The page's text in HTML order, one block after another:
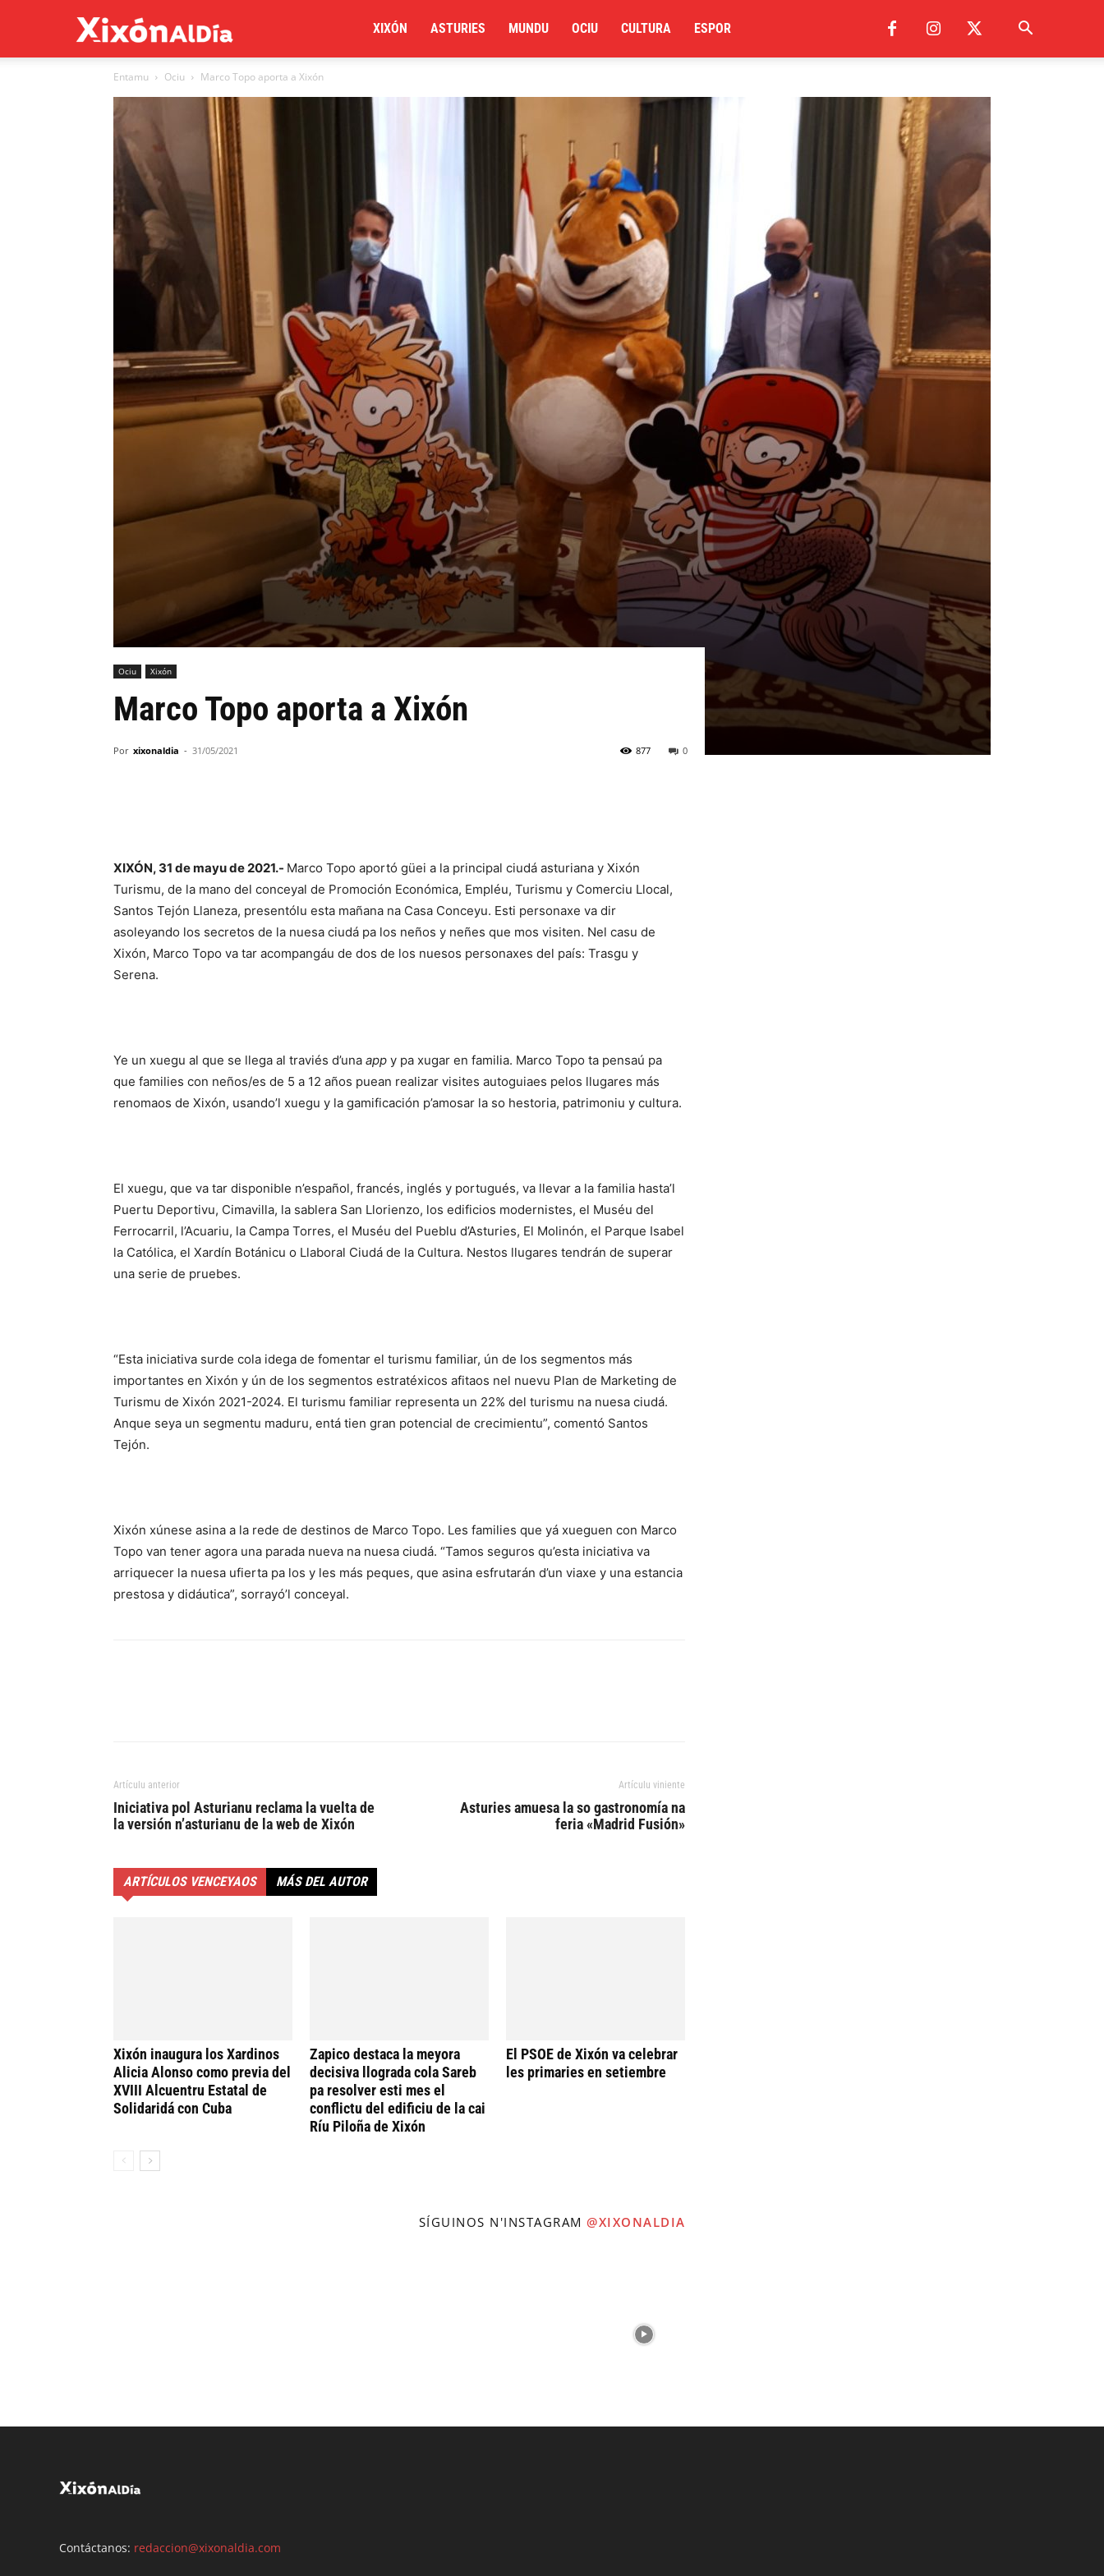
al
día
XIXÓN ASTURIES MUNDU OCIU CULTURA ESPOR
Entamu Ociu Marco Topo aporta a Xixón
Ociu Xixón
Marco Topo aporta a Xixón
Por xixonaldia - 31/05/2021 0
877
XIXÓN, 31 de mayu de 2021.- Marco Topo aportó güei a la principal ciudá asturiana y Xixón
Turismu, de la mano del conceyal de Promoción Económica, Empléu, Turismu y Comerciu Llocal,
Santos Tejón Llaneza, presentólu esta mañana na Casa Conceyu. Esti personaxe va dir
asoleyando los secretos de la nuesa ciudá pa los neños y neñes que mos visiten. Nel casu de
Xixón, Marco Topo va tar acompangáu de dos de los nuesos personaxes del país: Trasgu y
Serena.
Ye un xuegu al que se llega al traviés d’una app y pa xugar en familia. Marco Topo ta pensaú pa
que families con neños/es de 5 a 12 años puean realizar visites autoguiaes pelos llugares más
renomaos de Xixón, usando’l xuegu y la gamificación p’amosar la so hestoria, patrimoniu y cultura.
El xuegu, que va tar disponible n’español, francés, inglés y portugués, va llevar a la familia hasta’l
Puertu Deportivu, Cimavilla, la sablera San Llorienzo, los edificios modernistes, el Muséu del
Ferrocarril, l’Acuariu, la Campa Torres, el Muséu del Pueblu d’Asturies, El Molinón, el Parque Isabel
la Católica, el Xardín Botánicu o Llaboral Ciudá de la Cultura. Nestos llugares tendrán de superar
una serie de pruebes.
“Esta iniciativa surde cola idega de fomentar el turismu familiar, ún de los segmentos más
importantes en Xixón y ún de los segmentos estratéxicos afitaos nel nuevu Plan de Marketing de
Turismu de Xixón 2021-2024. El turismu familiar representa un 22% del turismu na nuesa ciudá.
Anque seya un segmentu maduru, entá tien gran potencial de crecimientu”, comentó Santos
Tejón.
Xixón xúnese asina a la rede de destinos de Marco Topo. Les families que yá xueguen con Marco
Topo van tener agora una parada nueva na nuesa ciudá. “Tamos seguros qu’esta iniciativa va
arriquecer la nuesa ufierta pa los y les más peques, que asina esfrutarán d’un viaxe y una estancia
prestosa y didáutica”, sorrayó’l conceyal.
Artículu anterior
Iniciativa pol Asturianu reclama la vuelta de
la versión n’asturianu de la web de Xixón
Artículu viniente
Asturies amuesa la so gastronomía na
feria «Madrid Fusión»
ARTÍCULOS VENCEYAOS MÁS DEL AUTOR
Xixón inaugura los Xardinos
Alicia Alonso como previa del
XVIII Alcuentru Estatal de
Solidaridá con Cuba
Zapico destaca la meyora
decisiva llograda cola Sareb
pa resolver esti mes el
conflictu del edificiu de la cai
Ríu Piloña de Xixón
El PSOE de Xixón va celebrar
les primaries en setiembre
SÍGUINOS N'INSTAGRAM @XIXONALDIA
Contáctanos: redaccion@xixonaldia.com